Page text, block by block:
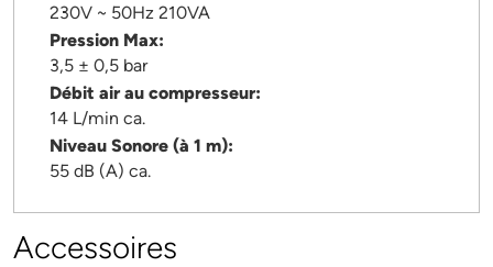
230V ~ 50Hz 210VA
Pression Max:
3,5 ± 0,5 bar
Débit air au compresseur:
14 L/min ca.
Niveau Sonore (à 1 m):
55 dB (A) ca.
Accessoires